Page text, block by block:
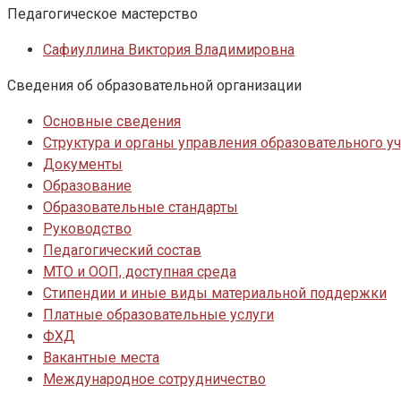
Педагогическое мастерство
Сафиуллина Виктория Владимировна
Сведения об образовательной организации
Основные сведения
Структура и органы управления образовательного
Документы
Образование
Образовательные стандарты
Руководство
Педагогический состав
МТО и ООП, доступная среда
Стипендии и иные виды материальной поддержки
Платные образовательные услуги
ФХД
Вакантные места
Международное сотрудничество